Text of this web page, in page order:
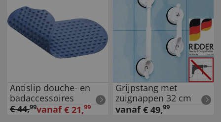
Antislip douche- en
badaccessoires
€44,99vanaf € 21,99
Grijpstang met
zuignappen 32 cm
vanaf € 49,99